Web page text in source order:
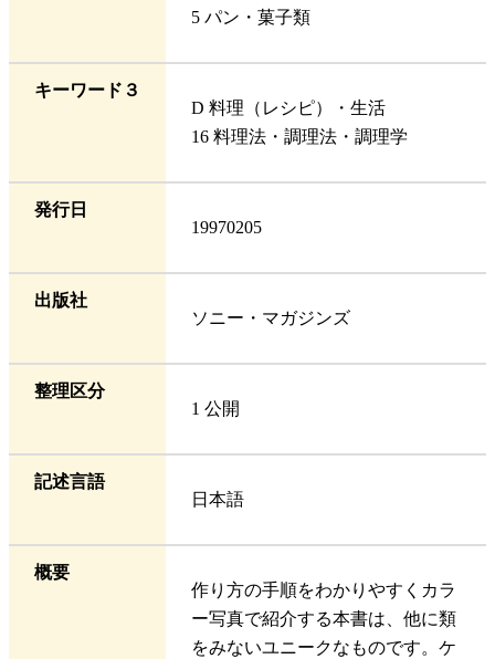
5 パン・菓子類
キーワード３
D 料理（レシピ）・生活
16 料理法・調理法・調理学
発行日
19970205
出版社
ソニー・マガジンズ
整理区分
1 公開
記述言語
日本語
概要
作り方の手順をわかりやすくカラ
ー写真で紹介する本書は、他に類
をみないユニークなものです。ケ